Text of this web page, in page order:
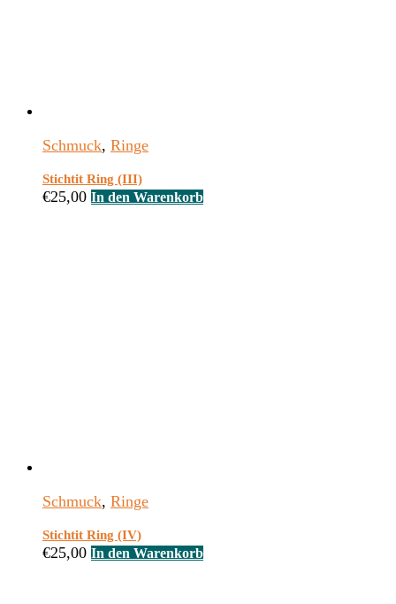
Schmuck, Ringe
Stichtit Ring (III)
€25,00 In den Warenkorb
Schmuck, Ringe
Stichtit Ring (IV)
€25,00 In den Warenkorb